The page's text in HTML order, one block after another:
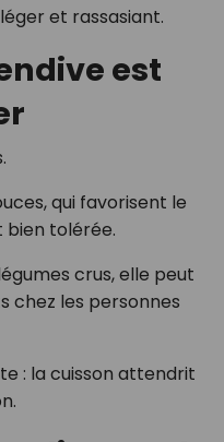
et rassasiant.
est
qui favorisent le
bien tolérée.
crus, elle peut
chez les personnes
: la cuisson attendrit